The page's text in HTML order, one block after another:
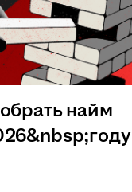
найм